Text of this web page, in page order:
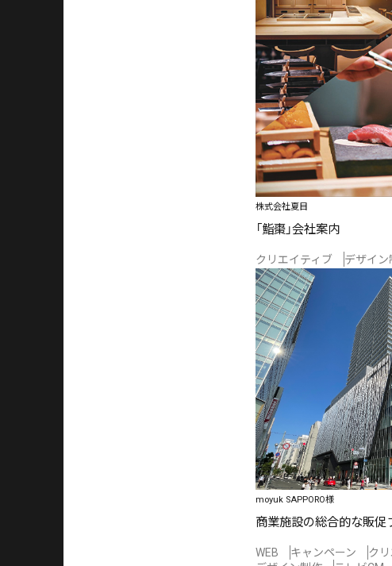
株式会社夏目
「鮨棗」会社案内
クリエイティブ デザイン
moyuk SAPPORO様
商業施設の総合的な販促
WEB キャンペーン ク